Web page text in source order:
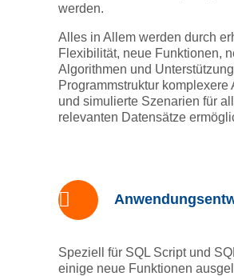
werden.
Alles in Allem werden durch
Flexibilität, neue Funktionen,
Algorithmen und
Programmstruktur komplexere
und simulierte Szenarien für
relevanten Datensätze
Speziell für SQL Script und
einige neue Funktionen